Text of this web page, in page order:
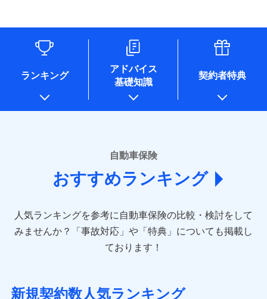
情報を取引のある他の保険会社の商品・サービスをご提案す
るために利用させていただくことがあります。）
各種セミナーの開催のため
コンサルティングサービスの実施のため
アンケートやキャンペーン等の実施のため
上記に係る案内・手続き・管理等付帯業務を行うため
* 当社が委託を受けている保険会社の情報は、保険会社のホ
ームページに掲載しておりますので、ご確認ください。
あいおいニッセイ同和損害保険株式会社
(https://www.aioinissaydowa.co.jp/)
アクサ損害保険株式会社 (https://www.axa-
direct.co.jp/)
sompo.co.jp/)
東京海上ダイレクト損害保険株式会社 (https://www.e-
AIG損害保険株式会社 (https://www.aig.co.jp/sonpo)
ジェイアイ傷害火災保険株式会社
ランキング
アドバイス
基礎知識
契約者特典
自動車保険
おすすめランキング
人気ランキングを参考に自動車保険の比較・検討をして
みませんか？
「事故対応」や「特典」についても掲載し
ております！
新規契約数人気ランキング